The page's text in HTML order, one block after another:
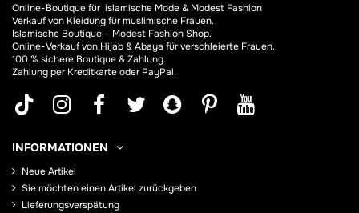
Online-Boutique für islamische Mode & Modest Fashion
Verkauf von Kleidung für muslimische Frauen.
Islamische Boutique – Modest Fashion Shop.
Online-Verkauf von Hijab &Abaya für verschleierte Frauen.
100 % sichere Boutique & Zahlung.
Zahlung per Kreditkarte oder PayPal.
INFORMATIONEN
Neue Artikel
Sie möchten einen Artikel zurückgeben
Lieferungsverspätung